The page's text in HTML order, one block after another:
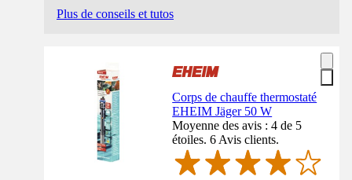
Plus de conseils et tutos
Corps de chauffe thermostaté
EHEIM Jäger 50 W
Moyenne des avis : 4 de 5
étoiles. 6 Avis clients.